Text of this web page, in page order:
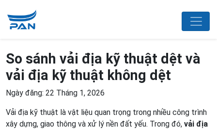
So sánh vải địa kỹ thuật dệt và
vải địa kỹ thuật không dệt
Ngày đăng: 22 Tháng 1, 2026
Vải địa kỹ thuật là vật liệu quan trọng trong nhiều công trình
xây dựng, giao thông và xử lý nền đất yếu. Trong đó, vải địa